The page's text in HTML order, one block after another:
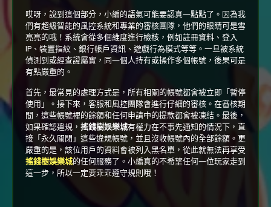
哎呀，說到這個部分，小編的語氣可能要認真一點點了。因為我
們有超級智能的風控系統和專業的審核團隊，他們的眼睛可是雪
亮亮的哦！系統會從多個維度進行檢核，例如註冊資料、登入
IP、裝置指紋、銀行帳戶資訊、遊戲行為模式等等。一旦被系統
偵測到或經查證屬實，同一個人持有或操作多個帳號，後果可是
有點嚴重的。
首先，最常見的處理方式是，所有相關的帳號都會被立即「暫停
使用」。接下來，客服和風控團隊會進行仔細的審核。在審核期
間，這些帳號裡的餘額和任何申請中的提款都會被凍結。最後，
如果確認違規， 搖錢樹娛樂城有權力在不事先通知的情況下，直
接「永久關閉」這些違規帳號，並且沒收帳號內的全部餘額。更
嚴重的是，該位用戶的資料會被列入黑名單，從此就無法再享受
搖錢樹娛樂城的任何服務了。小編真的不希望任何一位玩家走到
這一步，所以一定要乖乖遵守規則哦！